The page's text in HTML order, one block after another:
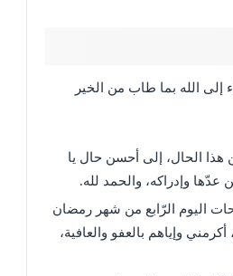
إلى الله بما طاب من الخير
هذا الحال، إلى أحسن حال يا
وإدراكه، والحمد لله.
اليوم الرّابع من شهر رمضان
وإياهم بالعفو والعافية،